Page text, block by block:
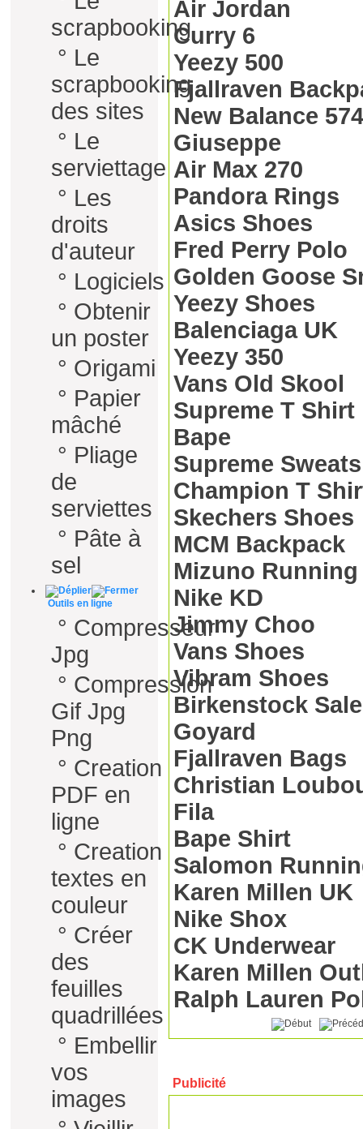
scrapbooking
° Le
scrapbooking
des sites
° Le
serviettage
° Les
droits
d'auteur
° Logiciels
° Obtenir
un poster
° Origami
° Papier
mâché
° Pliage
de
serviettes
° Pâte à
sel
Outils en ligne
° Compresseur
Jpg
° Compression
Gif Jpg
Png
° Creation
PDF en
ligne
° Creation
textes en
couleur
° Créer
des
feuilles
quadrillées
° Embellir
vos
images
Air Jordan
Curry 6
Yeezy 500
Fjallraven
New Balance 574
Giuseppe
Air Max 270
Pandora Rings
Asics Shoes
Fred Perry Polo
Golden Goose
Yeezy Shoes
Balenciaga UK
Yeezy 350
Vans Old Skool
Supreme T Shirt
Bape
Supreme
Champion T
Skechers Shoes
MCM Backpack
Mizuno
Nike KD
Jimmy Choo
Vans Shoes
Vibram Shoes
Birkenstock Sale
Goyard
Fjallraven Bags
Christian
Fila
Bape Shirt
Salomon
Karen Millen UK
Nike Shox
CK Underwear
Karen Millen
Ralph Lauren
Publicité